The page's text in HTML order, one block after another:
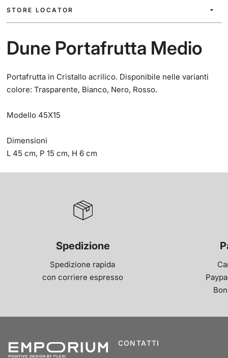
STORE LOCATOR
Dune Portafrutta Medio
Portafrutta in Cristallo acrilico. Disponibile nelle varianti
colore: Trasparente, Bianco, Nero, Rosso.
Modello 45X15
Dimensioni
L 45 cm, P 15 cm, H 6 cm
Spedizione
Spedizione rapida
con corriere espresso
CONTATTI